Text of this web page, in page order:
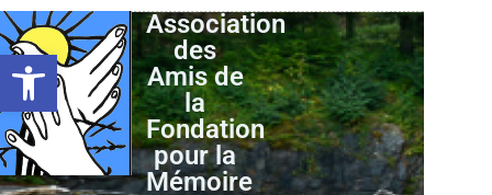
Ouvrir la barre d’outils
Association
des
Amis de
la
Fondation
pour la
Mémoire